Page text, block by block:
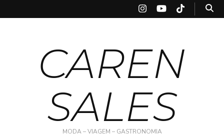
CAREN
SALES
MODA – VIAGEM – GASTRONOMIA